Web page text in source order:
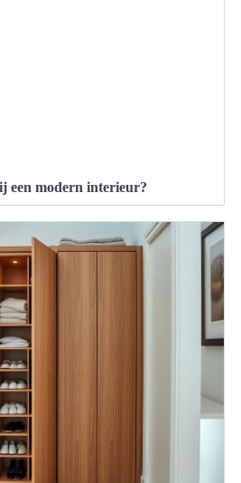
een modern interieur?